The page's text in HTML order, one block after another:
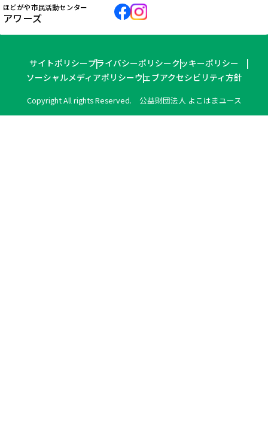
ほどがや市民活動センター
アワーズ
サイトポリシープライバシーポリシークッキーポリシー
ソーシャルメディアポリシーウェブアクセシビリティ方針
Copyright All rights Reserved. 公益財団法人 よこはまユース